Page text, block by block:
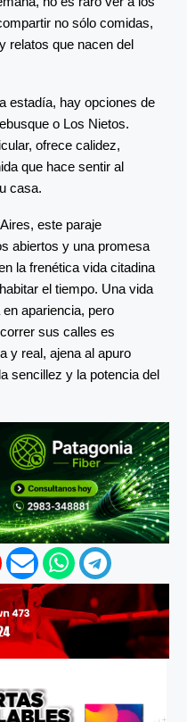
no sólo comidas,
relatos que nacen del
estadía, hay opciones de
o Los Nietos.
ofrece calidez,
que hace sentir al
casa.
este paraje
abiertos y una promesa
la frenética vida citadina
el tiempo. Una vida
apariencia, pero
sus calles es
y real, ajena al apuro
sencillez y la potencia del